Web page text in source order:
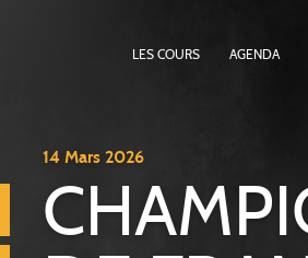
LES COURS AGENDA
14 Mars 2026